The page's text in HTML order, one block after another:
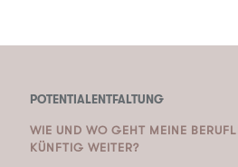
POTENTIALENTFALTUNG
WIE UND WO GEHT MEINE
KÜNFTIG WEITER?